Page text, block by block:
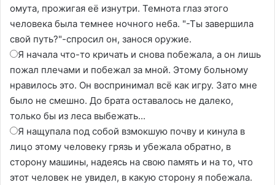
омута, прожигая её изнутри. Темнота глаз этого
человека была темнее ночного неба. "-Ты завершила
свой путь?"-спросил он, занося оружие.
Я начала что-то кричать и снова побежала, а он лишь
пожал плечами и побежал за мной. Этому больному
нравилось это. Он воспринимал всё как игру. Зато мне
было не смешно. До брата оставалось не далеко,
только бы из леса выбежать...
Я нащупала под собой взмокшую почву и кинула в
лицо этому человеку грязь и убежала обратно, в
сторону машины, надеясь на свою память и на то, что
этот человек не увидел, в какую сторону я побежала.